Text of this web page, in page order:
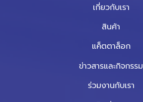
เกี่ยวกับเรา
สินค้า
แค็ตตาล็อก
ข่าวสารและกิจกรรม
ร่วมงานกับเรา